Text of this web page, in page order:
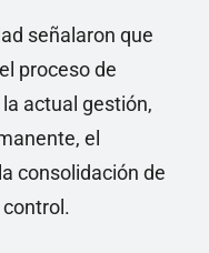
señalaron que
proceso de
actual gestión,
el
consolidación de